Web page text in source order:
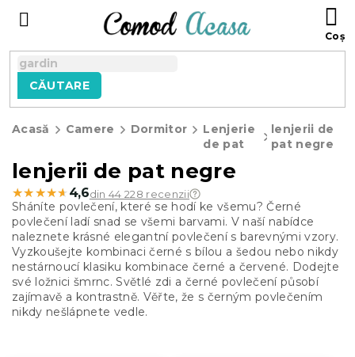
CĂUTARE
Acasă Camere Dormitor
Lenjerie
de pat
lenjerii de
pat negre
lenjerii de pat negre
★★★★★
★★★★★ 4,6din 44 228 recenzii
Sháníte povlečení, které se hodí ke všemu? Černé
povlečení ladí snad se všemi barvami. V naší nabídce
naleznete krásné elegantní povlečení s barevnými vzory.
Vyzkoušejte kombinaci černé s bílou a šedou nebo nikdy
nestárnoucí klasiku kombinace černé a červené. Dodejte
své ložnici šmrnc. Světlé zdi a černé povlečení působí
zajímavě a kontrastně. Věřte, že s černým povlečením
nikdy nešlápnete vedle.